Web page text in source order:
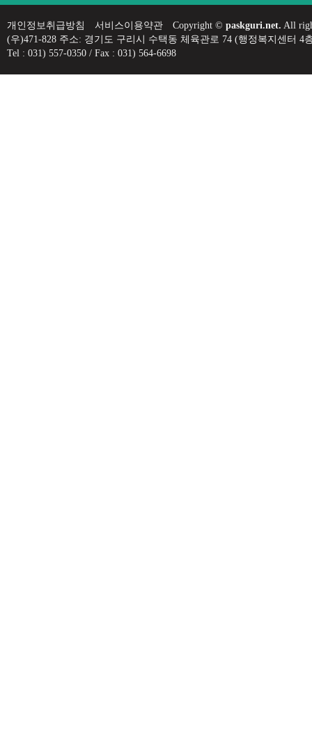
개인정보취급방침 서비스이용약관 Copyright © paskguri.net. All
(우)471-828 주소: 경기도 구리시 수택동 체육관로 74 (행정복지센터
Tel : 031) 557-0350 / Fax : 031) 564-6698